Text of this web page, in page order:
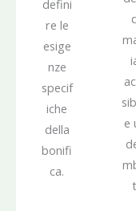
defini
re le
esige
nze
specif
iche
della
bonifi
ca.
e